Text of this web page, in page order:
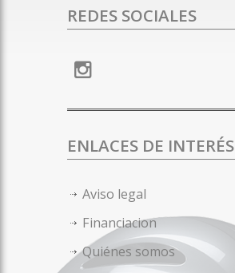
REDES SOCIALES
ENLACES DE INTERÉS
Aviso legal
Financiacion
Quiénes somos